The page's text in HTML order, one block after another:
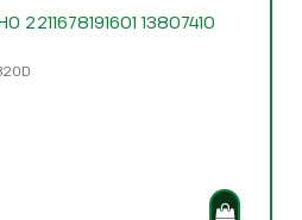
2211678191601 13807410